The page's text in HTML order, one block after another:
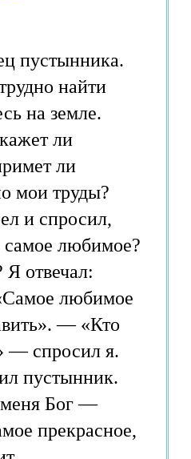
пустынника.
найти
на земле.
ли
ли
мои труды?
и спросил,
самое любимое?
Я отвечал:
любимое
— «Кто
— спросил я.
пустынник.
меня Бог —
прекрасное,